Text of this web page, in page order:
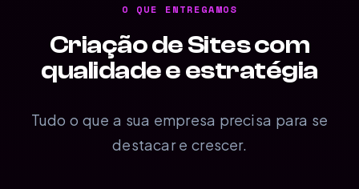
O QUE ENTREGAMOS
Criação de Sites com
qualidade e estratégia
Tudo o que a sua empresa precisa para se
destacar e crescer.